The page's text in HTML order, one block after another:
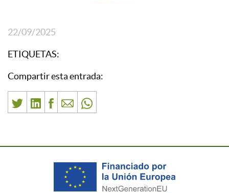
22/09/2025
ETIQUETAS:
Compartir esta entrada: